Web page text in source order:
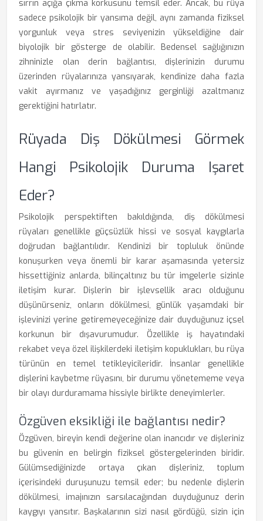
sırrın açığa çıkma korkusunu temsil eder. Ancak, bu rüya
sadece psikolojik bir yansıma değil, aynı zamanda fiziksel
yorgunluk veya stres seviyenizin yükseldiğine dair
biyolojik bir gösterge de olabilir. Bedensel sağlığınızın
zihninizle olan derin bağlantısı, dişlerinizin durumu
üzerinden rüyalarınıza yansıyarak, kendinize daha fazla
vakit ayırmanız ve yaşadığınız gerginliği azaltmanız
gerektiğini hatırlatır.
Rüyada Diş Dökülmesi Görmek
Hangi Psikolojik Duruma Işaret
Eder?
Psikolojik perspektiften bakıldığında, diş dökülmesi
rüyaları genellikle güçsüzlük hissi ve sosyal kaygılarla
doğrudan bağlantılıdır. Kendinizi bir topluluk önünde
konuşurken veya önemli bir karar aşamasında yetersiz
hissettiğiniz anlarda, bilinçaltınız bu tür imgelerle sizinle
iletişim kurar. Dişlerin bir işlevsellik aracı olduğunu
düşünürseniz, onların dökülmesi, günlük yaşamdaki bir
işlevinizi yerine getiremeyeceğinize dair duyduğunuz içsel
korkunun bir dışavurumudur. Özellikle iş hayatındaki
rekabet veya özel ilişkilerdeki iletişim kopuklukları, bu rüya
türünün en temel tetikleyicileridir. İnsanlar genellikle
dişlerini kaybetme rüyasını, bir durumu yönetememe veya
bir olayı durduramama hissiyle birlikte deneyimlerler.
Özgüven eksikliği ile bağlantısı nedir?
Özgüven, bireyin kendi değerine olan inancıdır ve dişleriniz
bu güvenin en belirgin fiziksel göstergelerinden biridir.
Gülümsediğinizde ortaya çıkan dişleriniz, toplum
içerisindeki duruşunuzu temsil eder; bu nedenle dişlerin
dökülmesi, imajınızın sarsılacağından duyduğunuz derin
kaygıyı yansıtır. Başkalarının sizi nasıl gördüğü, sizin için